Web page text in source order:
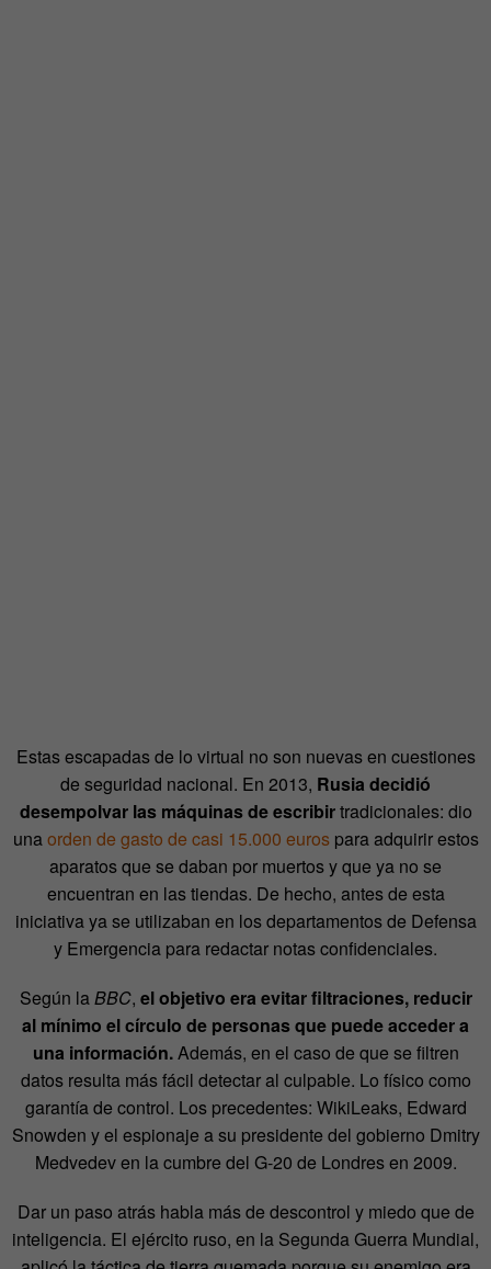
Estas escapadas de lo virtual no son nuevas en cuestiones
de seguridad nacional. En 2013, Rusia decidió
desempolvar las máquinas de escribirtradicionales: dio
unaorden de gasto de casi 15.000 eurospara adquirir estos
aparatos que se daban por muertos y que ya no se
encuentran en las tiendas. De hecho, antes de esta
iniciativa ya se utilizaban en los departamentos de Defensa
y Emergencia para redactar notas confidenciales.
Según laBBC, el objetivo era evitar filtraciones, reducir
al mínimo el círculo de personas que puede acceder a
una información.Además, en el caso de que se filtren
datos resulta más fácil detectar al culpable. Lo físico como
garantía de control. Los precedentes: WikiLeaks, Edward
Snowden y el espionaje a su presidente del gobierno Dmitry
Medvedev en la cumbre del G-20 de Londres en 2009.
Dar un paso atrás habla más de descontrol y miedo que de
inteligencia. El ejército ruso, en la Segunda Guerra Mundial,